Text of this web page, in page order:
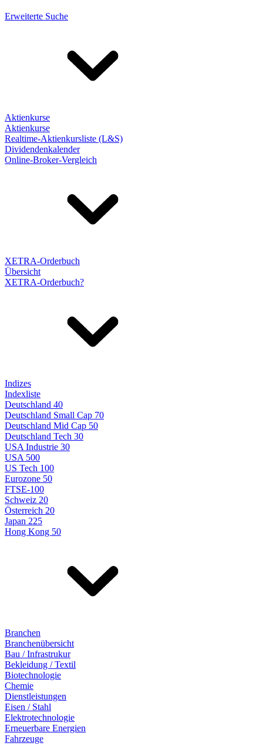
Erweiterte Suche
Aktienkurse
Aktienkurse
Realtime-Aktienkursliste (L&S)
Dividendenkalender
Online-Broker-Vergleich
XETRA-Orderbuch
Übersicht
XETRA-Orderbuch?
Indizes
Indexliste
Deutschland 40
Deutschland Small Cap 70
Deutschland Mid Cap 50
Deutschland Tech 30
USA Industrie 30
USA 500
US Tech 100
Eurozone 50
FTSE-100
Schweiz 20
Österreich 20
Japan 225
Hong Kong 50
Branchen
Branchenübersicht
Bau / Infrastrukur
Bekleidung / Textil
Biotechnologie
Chemie
Dienstleistungen
Eisen / Stahl
Elektrotechnologie
Erneuerbare Energien
Fahrzeuge